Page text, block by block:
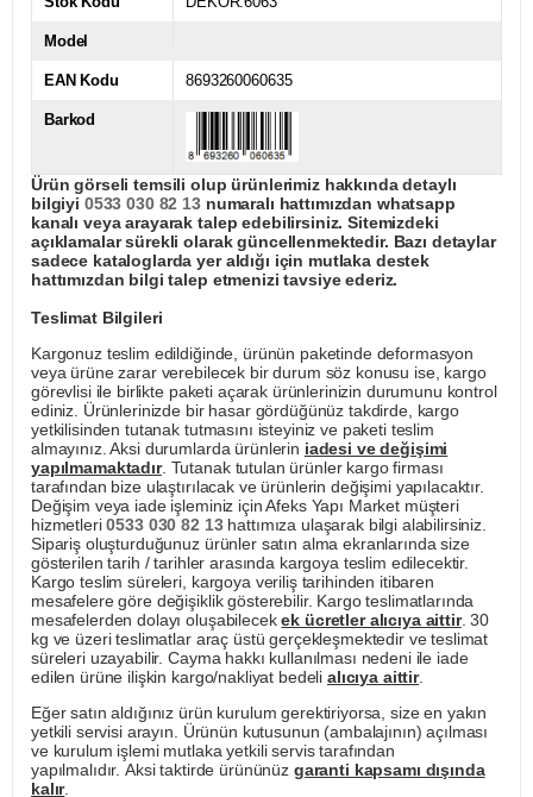
Model
EAN Kodu 8693260060635
Barkod
Ürün görseli temsili olup ürünlerimiz hakkında detaylı
bilgiyi 0533 030 82 13numaralı hattımızdan whatsapp
kanalı veya arayarak talep edebilirsiniz. Sitemizdeki
açıklamalar sürekli olarak güncellenmektedir. Bazı detaylar
sadece kataloglarda yer aldığı için mutlaka destek
hattımızdan bilgi talep etmenizi tavsiye ederiz.
Teslimat Bilgileri
Kargonuz teslim edildiğinde, ürünün paketinde deformasyon
veya ürüne zarar verebilecek bir durum söz konusu ise, kargo
görevlisi ile birlikte paketi açarak ürünlerinizin durumunu kontrol
ediniz. Ürünlerinizde bir hasar gördüğünüz takdirde, kargo
yetkilisinden tutanak tutmasını isteyiniz ve paketi teslim
almayınız. Aksi durumlarda ürünlerin iadesi ve değişimi
yapılmamaktadır. Tutanak tutulan ürünler kargo firması
tarafından bize ulaştırılacak ve ürünlerin değişimi yapılacaktır.
Değişim veya iade işleminiz için Afeks Yapı Market müşteri
hizmetleri0533 030 82 13hattımıza ulaşarak bilgi alabilirsiniz.
Sipariş oluşturduğunuz ürünler satın alma ekranlarında size
gösterilen tarih / tarihler arasında kargoya teslim edilecektir.
Kargo teslim süreleri, kargoya veriliş tarihinden itibaren
mesafelere göre değişiklik gösterebilir. Kargo teslimatlarında
mesafelerden dolayı oluşabilecekek ücretler alıcıya aittir. 30
kg ve üzeri teslimatlar araç üstü gerçekleşmektedir ve teslimat
süreleri uzayabilir. Cayma hakkı kullanılması nedeni ile iade
edilen ürüne ilişkin kargo/nakliyat bedeli alıcıya aittir.
Eğer satın aldığınız ürün kurulum gerektiriyorsa, size en yakın
yetkili servisi arayın. Ürünün kutusunun (ambalajının) açılması
ve kurulum işlemi mutlaka yetkili servis tarafından
yapılmalıdır. Aksi taktirde ürününüz garanti kapsamı dışında
kalır.